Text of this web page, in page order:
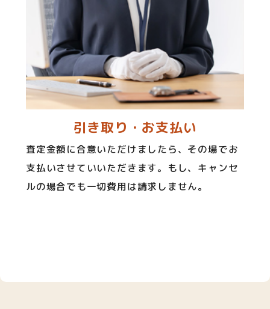
引き取り・お支払い
査定金額に合意いただけましたら、その場でお
支払いさせていいただきます。もし、キャンセ
ルの場合でも一切費用は請求しません。